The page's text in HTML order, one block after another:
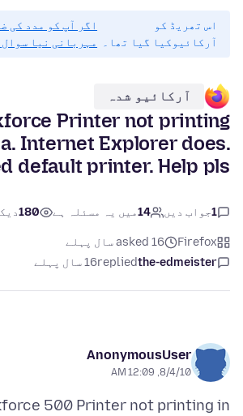
اس تھریڈ کو
آرکائیوکیا گیا تھا۔
اگر آپ کو مدد کی
مہربانی نیا
آرکائیو شدہ
Printer not printing
Internet Explorer does.
default printer. Help pls???
1جواب دیں 14میں یہ مسئلہ ہے 180
Firefox
asked 16 سال پہلے
the-edmeister
replied16 سال پہلے
AnonymousUser
8/4/10, 12:09 AM
500 Printer not printing in